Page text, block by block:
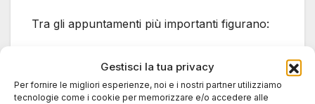
Gestisci la tua privacy
Per fornire le migliori esperienze, noi e i nostri partner utilizziamo
tecnologie come i cookie per memorizzare e/o accedere alle
Tra gli appuntamenti più importanti figurano:
Masterclass Con I
Protagonisti Del Cinema